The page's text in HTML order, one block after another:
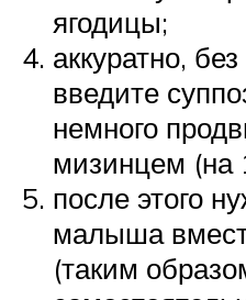
ягодицы;
аккуратно,
введите
немного
мизинцем (на
после этого
малыша
(таким